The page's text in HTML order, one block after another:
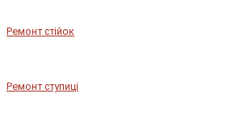
Ремонт стійок
Ремонт ступиці